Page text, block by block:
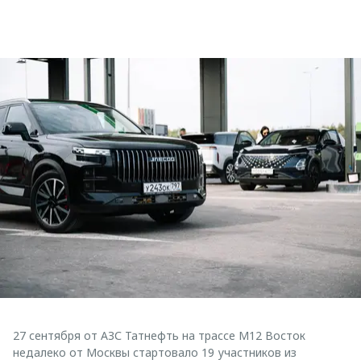
27 сентября от АЗС Татнефть на трассе М12 Восток
недалеко от Москвы стартовало 19 участников из